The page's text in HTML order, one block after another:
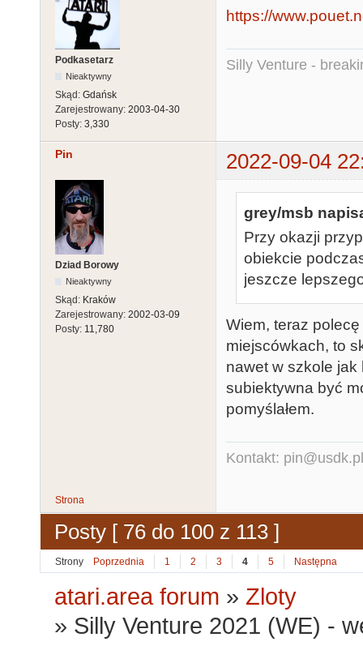
Podkasetarz
Nieaktywny
Skąd: Gdańsk
Zarejestrowany: 2003-04-30
Posty: 3,330
https://
Silly Venture -
Pin 2022-09-04
Dziad Borowy
Nieaktywny
Skąd: Kraków
Zarejestrowany: 2002-03-09
Posty: 11,780
grey/msb
Przy okazji
obiekcie
jeszcze
Wiem, teraz
miejscówkach, to
nawet w szkole jak
subiektywna być
pomyślałem.
Kontakt: pin@usdk.pl
Strona
Posty [ 76 do 100 z 113 ]
Strony Poprzednia 1 2 3 4 5 Następna
atari.area forum » Zloty
» Silly Venture 2021 (WE) -